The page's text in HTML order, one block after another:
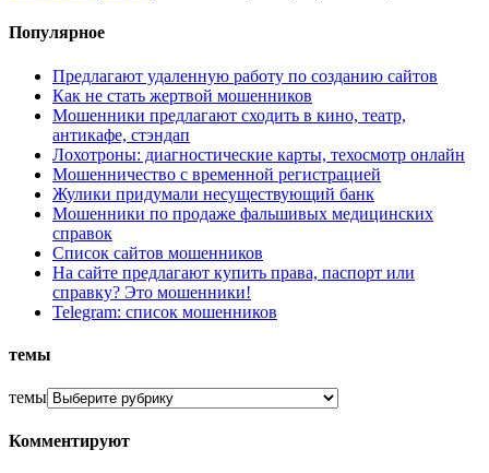
Популярное
Предлагают удаленную работу по созданию сайтов
Как не стать жертвой мошенников
Мошенники предлагают сходить в кино, театр,
антикафе, стэндап
Лохотроны: диагностические карты, техосмотр онлайн
Мошенничество с временной регистрацией
Жулики придумали несуществующий банк
Мошенники по продаже фальшивых медицинских
справок
Список сайтов мошенников
На сайте предлагают купить права, паспорт или
справку? Это мошенники!
Telegram: список мошенников
темы
темы
Комментируют